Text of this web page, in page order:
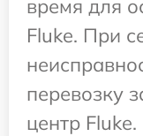
время для
Fluke. При
перевозку
центр Fluke.